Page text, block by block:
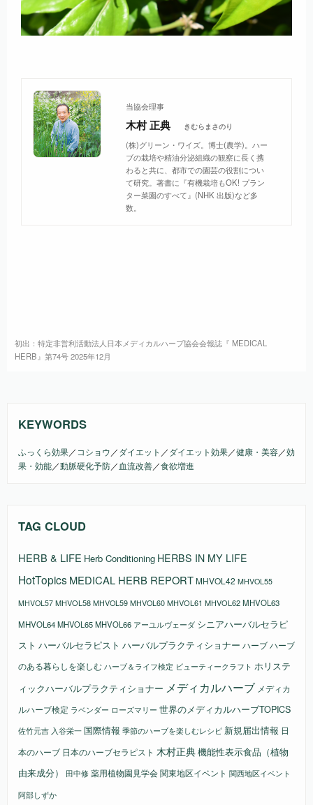
当協会理事
木村 正典 きむらまさのり
(株)グリーン・ワイズ。博士(農学)。ハー
ブの栽培や精油分泌組織の観察に長く携
わると共に、都市での園芸の役割につい
て研究。著書に『有機栽培もOK! プラン
ター菜園のすべて』(NHK 出版)など多
数。
初出：特定非営利活動法人日本メディカルハーブ協会会報誌『 MEDICAL
HERB』第74号 2025年12月
KEYWORDS
ふっくら効果／ コショウ ／ダイエット ／ダイエット効果／健康・美容／効
果・効能／動脈硬化予防／血流改善／食欲増進
TAG CLOUD
HERB & LIFE Herb Conditioning HERBS IN MY LIFE
HotTopics MEDICAL HERB REPORTMHVOL42 MHVOL55
MHVOL57 MHVOL58 MHVOL59 MHVOL60 MHVOL61 MHVOL62MHVOL63
MHVOL64MHVOL65MHVOL66 アーユルヴェーダ シニアハーバルセラピ
スト ハーバルセラピスト ハーバルプラクティショナー ハーブハーブ
のある暮らしを楽しむ ハーブ＆ライフ検定 ビューティークラフト ホリステ
ィックハーバルプラクティショナー メディカルハーブ メディカ
ルハーブ検定 ラベンダー ローズマリー 世界のメディカルハーブTOPICS
佐竹元吉 入谷栄一 国際情報 季節のハーブを楽しむレシピ 新規届出情報 日
本のハーブ 日本のハーブセラピスト 木村正典機能性表示食品（植物
由来成分）
田中修 薬用植物園見学会関東地区イベント 関西地区イベント
阿部しずか